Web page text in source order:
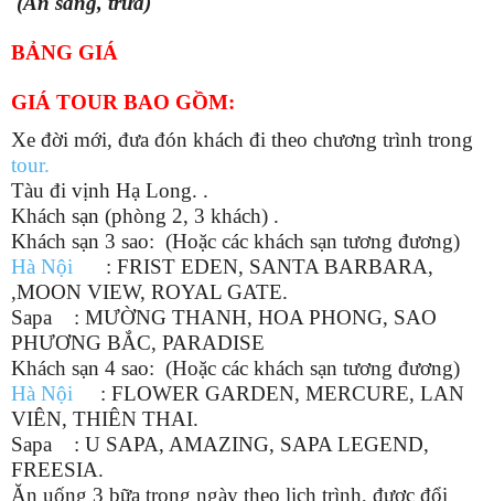
BẢNG GIÁ
GIÁ TOUR BAO GỒM:
Xe đời mới, đưa đón khách đi theo chương trình trong
tour.
Tàu đi vịnh Hạ Long. .
Khách sạn (phòng 2, 3 khách) .
Khách sạn 3 sao: (Hoặc các khách sạn tương đương)
Hà Nội : FRIST EDEN, SANTA BARBARA,
,MOON VIEW, ROYAL GATE.
Sapa : MƯỜNG THANH, HOA PHONG, SAO
PHƯƠNG BẮC, PARADISE
Khách sạn 4 sao: (Hoặc các khách sạn tương đương)
Hà Nội : FLOWER GARDEN, MERCURE, LAN
VIÊN, THIÊN THAI.
Sapa : U SAPA, AMAZING, SAPA LEGEND,
FREESIA.
Ăn uống 3 bữa trong ngày theo lịch trình, được đổi